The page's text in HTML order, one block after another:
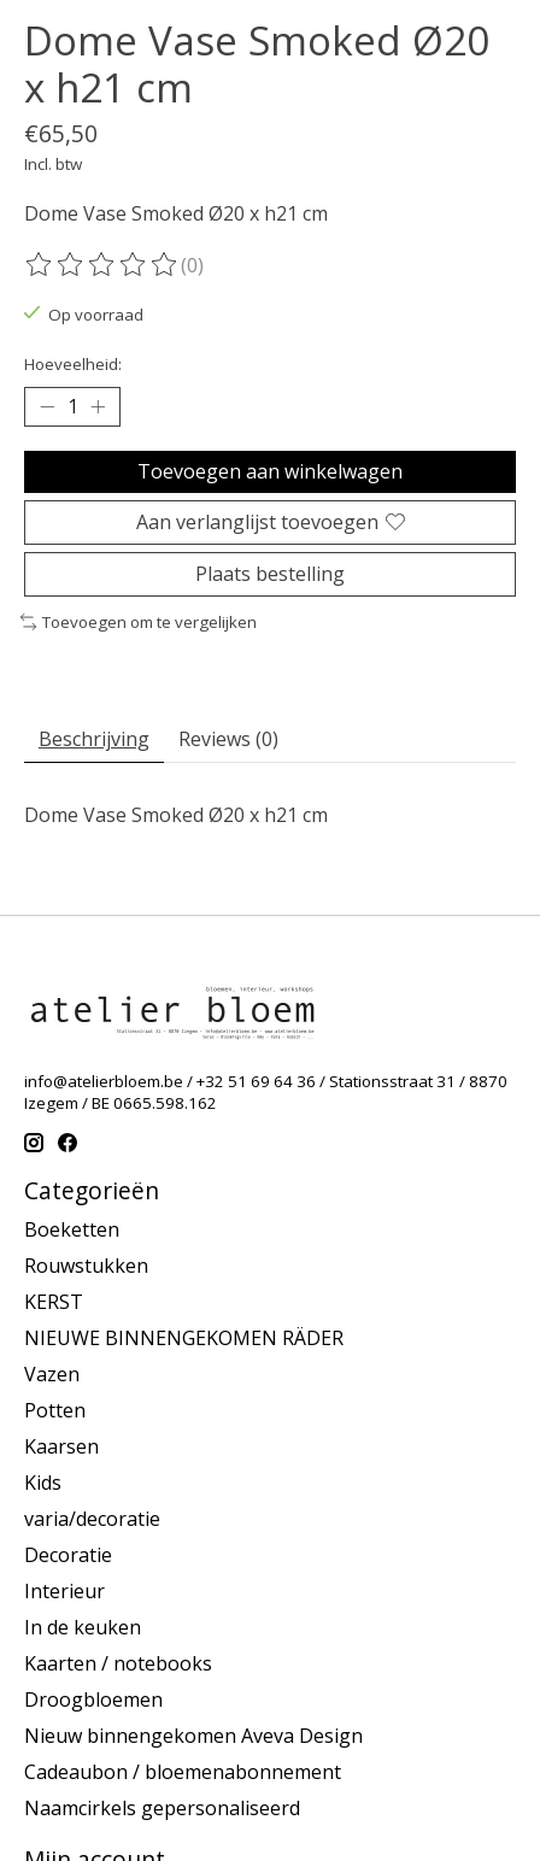
Dome Vase Smoked Ø20
x h21 cm
€65,50
Incl. btw
Dome Vase Smoked Ø20 x h21 cm
De beoordeling van dit product is
(0)
Op voorraad
Hoeveelheid:
Toevoegen aan winkelwagen
Aan verlanglijst toevoegen
Plaats bestelling
Toevoegen om te vergelijken
Beschrijving Reviews (0)
Dome Vase Smoked Ø20 x h21 cm
info@atelierbloem.be / +32 51 69 64 36 / Stationsstraat 31 / 8870
Izegem / BE 0665.598.162
Categorieën
Boeketten
Rouwstukken
KERST
NIEUWE BINNENGEKOMEN RÄDER
Vazen
Potten
Kaarsen
Kids
varia/decoratie
Decoratie
Interieur
In de keuken
Kaarten / notebooks
Droogbloemen
Nieuw binnengekomen Aveva Design
Cadeaubon / bloemenabonnement
Naamcirkels gepersonaliseerd